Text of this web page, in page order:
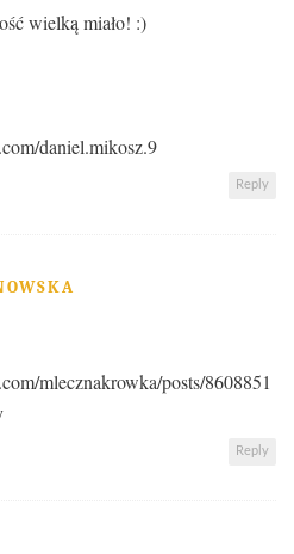
wielką miało! :)
daniel.mikosz.9
Reply
mlecznakrowka/posts/8608851
Reply